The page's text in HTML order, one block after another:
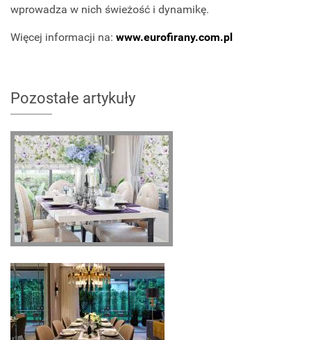
wprowadza w nich świeżość i dynamikę.
Więcej informacji na: www.eurofirany.com.pl
Pozostałe artykuły